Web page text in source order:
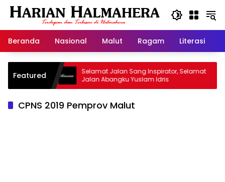
Langsung
Beranda
Nasional Malut Ragam Literasi
Featured
Selamat Jalan Sang Inspirator, Selamat
Jalan Abangku Yuslam Idris
CPNS 2019 Pemprov Malut